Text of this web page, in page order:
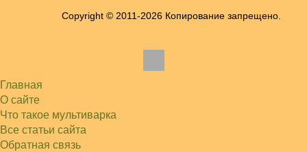
Жанна
и сырую курочку, и…
Света
Советую простой рецепт как готовили наши
бабушки, на 5 минут…
Copyright © 2011-2026 Копирование запрещено.
Главная
О сайте
Что такое мультиварка
Все статьи сайта
Обратная связь